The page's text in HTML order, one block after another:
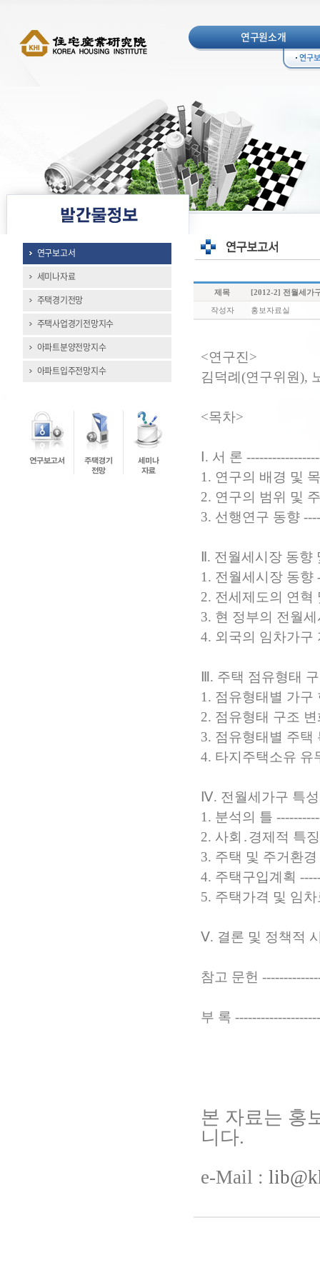
연구원소개
연구
연구보고서
세미나자료
주택경기전망
주택사업경기전망지수
아파트분양전망지수
아파트입주전망지수
제목 [2012-2] 전월세가
작성자 홍보자료실
<연구진>
김덕례(연구위원),
<목차>
Ⅰ. 서 론
1. 연구의 배경 및
2. 연구의 범위 및
3. 선행연구 동향
Ⅱ. 전월세시장 동
1. 전월세시장 동향
2. 전세제도의 연혁
3. 현 정부의 전월
4. 외국의 임차가구
Ⅲ. 주택 점유형태
1. 점유형태별 가구
2. 점유형태 구조
3. 점유형태별 주택
4. 타지주택소유 유
Ⅳ. 전월세가구 특
1. 분석의 틀
2. 사회․경제적 특
3. 주택 및 주거환경
4. 주택구입계획
5. 주택가격 및 임
Ⅴ. 결론 및 정책적
참고 문헌
부 록
본 자료는 홍
니다.
e-Mail :